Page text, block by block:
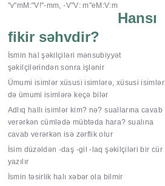
"v"mM:"V!"-mm, -V"V: m"eM:V:m
Hansı
fikir səhvdir?
İsmin hal şəkilçiləri mənsubiyyət
şəkilçilərindən sonra işlənir
Ümumi isimlər xüsusi isimlərə, xüsusi isimlər
də ümumi isimlərə keçə bilər
Adlıq hallı isimlər kim? nə? suallarına cavab
verərkən cümlədə mübtəda hara? sualına
cavab verərkən isə zərflik olur
İsim düzəldən -daş -gil -laq şəkilçiləri bir cür
yazılır
İsmin təsirlik halı xəbər ola bilmir